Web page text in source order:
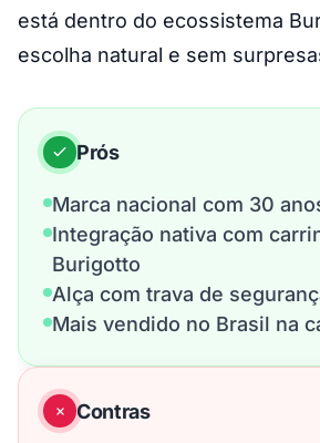
está dentro do ecossistema
escolha natural e sem
Prós
Marca nacional com 30
Integração nativa com
Burigotto
Alça com trava de
Mais vendido no Brasil na
Contras